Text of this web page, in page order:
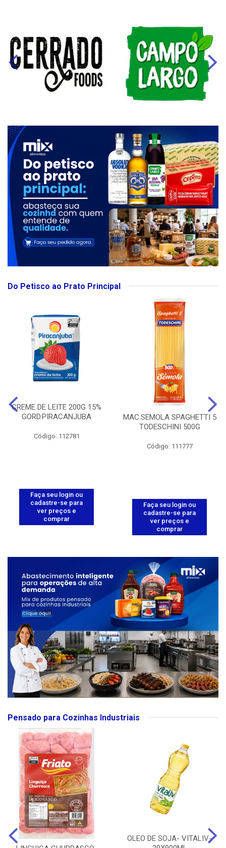
Do Petisco ao Prato Principal
CREME DE LEITE 200G 15%
GORD.PIRACANJUBA
Código: 112781
Faça seu login ou
cadastre-se para
ver preços e
comprar
MAC.SEMOLA SPAGHETTI 5
TODESCHINI 500G
Código: 111777
Faça seu login ou
cadastre-se para
ver preços e
comprar
Pensado para Cozinhas Industriais
OLEO DE SOJA- VITALIV-